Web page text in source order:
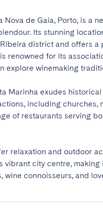
Nova de Gaia, Porto, is a
Its stunning
district and offers
renowned for its
explore winemaking
Marinha exudes
including churches,
of restaurants serving
relaxation and outdoor
vibrant city centre,
wine connoisseurs, and